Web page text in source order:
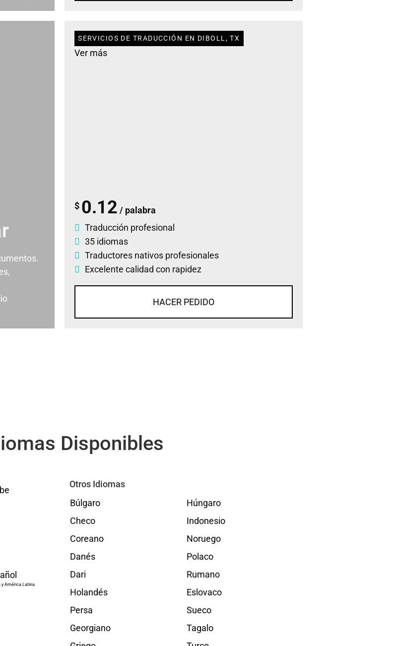
SERVICIOS DE TRADUCCIÓN EN DIBOLL, TX
Ver más
$ 0.12 / palabra
Traducción profesional
35 idiomas
Traductores nativos profesionales
Excelente calidad con rapidez
HACER PEDIDO
Disponibles
y América Latina
Otros Idiomas
Búlgaro
Checo
Coreano
Danés
Dari
Holandés
Persa
Georgiano
Húngaro
Indonesio
Noruego
Polaco
Rumano
Eslovaco
Sueco
Tagalo